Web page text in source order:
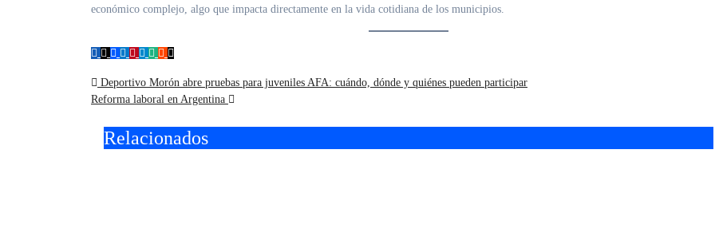
económico complejo, algo que impacta directamente en la vida cotidiana de los municipios.
Navegación
de
entradas
Deportivo Morón abre pruebas para juveniles AFA: cuándo, dónde y quiénes pueden participar
Reforma laboral en Argentina
Relacionados